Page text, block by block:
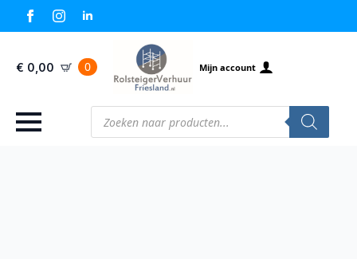
€ 0,00 0 Mijn account
Producten
zoeken